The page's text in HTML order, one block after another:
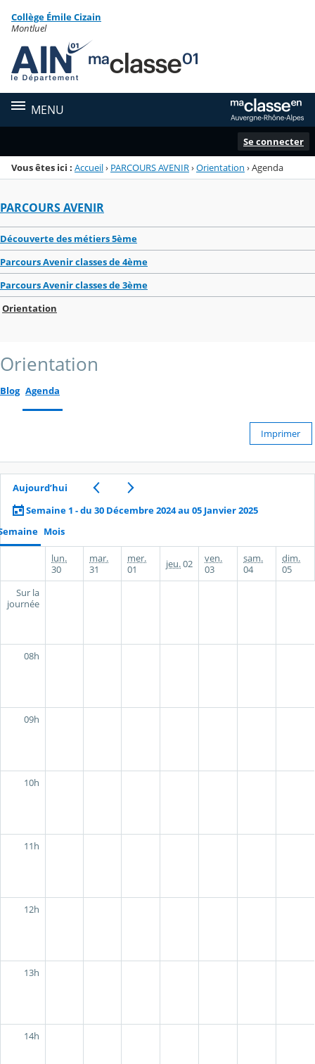
Menu de la rubrique
Contenu
Collège Émile Cizain
Montluel
MENU
Se connecter
Vous êtes ici : Accueil› PARCOURS AVENIR›Orientation ›Agenda
PARCOURS AVENIR
Découverte des métiers 5ème
Parcours Avenir classes de 4ème
Parcours Avenir classes de 3ème
Orientation
Orientation
Blog Agenda
Imprimer
Aujourd’hui
Semaine 1 - du 30 Décembre 2024 au 05 Janvier 2025
Mois
lun.
30
mar.
31
mer.
01
jeu.02
ven.
03
sam.
04
dim.
05
Sur la
journée
08h
09h
10h
11h
12h
13h
14h